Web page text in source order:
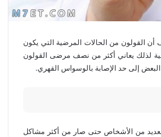
أن القولون من الحالات المرضية التي يكون
لذلك يعاني أكثر من نصف مرضى القولون
البعض إلى حد الإصابة بالوسواس القهري.
من الأشخاص حتى صار من أكثر مشاكل